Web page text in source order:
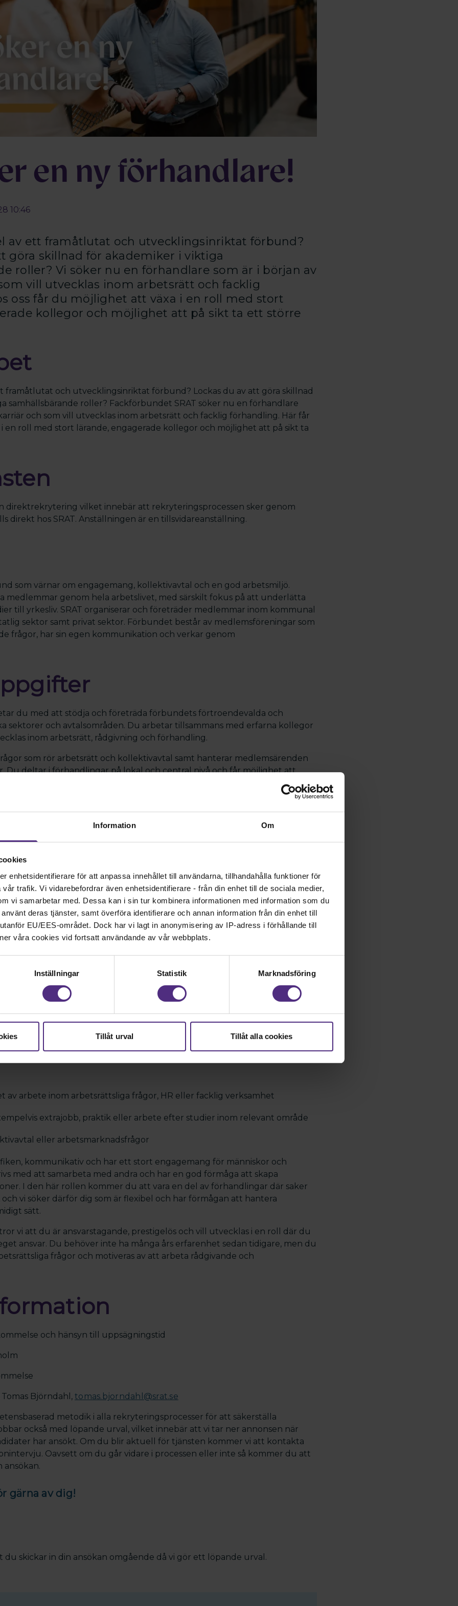
Information Om
enhetsidentifierare för att anpassa innehållet till användarna, tillhandahålla funktioner för
trafik. Vi vidarebefordrar även enhetsidentifierare - från din enhet till de sociala medier,
vi samarbetar med. Dessa kan i sin tur kombinera informationen med information som du
deras tjänster, samt överföra identifierare och annan information från din enhet till
EU/EES-området. Dock har vi lagt in anonymisering av IP-adress i förhållande till
våra cookies vid fortsatt användande av vår webbplats.
Inställningar Statistik Marknadsföring
Tillåt urval Tillåt alla cookies
en ny förhandlare!
10:46
av ett framåtlutat och utvecklingsinriktat förbund?
göra skillnad för akademiker i viktiga
roller? Vi söker nu en förhandlare som är i början av
vill utvecklas inom arbetsrätt och facklig
oss får du möjlighet att växa i en roll med stort
kollegor och möjlighet att på sikt ta ett större
framåtlutat och utvecklingsinriktat förbund? Lockas du av att göra skillnad
samhällsbärande roller? Fackförbundet SRAT söker nu en förhandlare
och som vill utvecklas inom arbetsrätt och facklig förhandling. Här får
en roll med stort lärande, engagerade kollegor och möjlighet att på sikt ta
direktrekrytering vilket innebär att rekryteringsprocessen sker genom
direkt hos SRAT. Anställningen är en tillsvidareanställning.
som värnar om engagemang, kollektivavtal och en god arbetsmiljö.
medlemmar genom hela arbetslivet, med särskilt fokus på att underlätta
till yrkesliv. SRAT organiserar och företräder medlemmar inom kommunal
sektor samt privat sektor. Förbundet består av medlemsföreningar som
frågor, har sin egen kommunikation och verkar genom
du med att stödja och företräda förbundets förtroendevalda och
sektorer och avtalsområden. Du arbetar tillsammans med erfarna kollegor
inom arbetsrätt, rådgivning och förhandling.
som rör arbetsrätt och kollektivavtal samt hanterar medlemsärenden
Du deltar i förhandlingar på lokal och central nivå och får möjlighet att
med kollegor, professions- och branschföreningar samt andra
till medlemmar och förtroendevalda i arbetsrättsliga frågor
på lokal och central nivå tillsammans med erfarna kollegor
medlemsärenden av varierande karaktär
och personliga egenskaper
inom juridik, personalvetenskap, beteendevetenskap eller liknande
och engelska, i tal och skrift
av arbete inom arbetsrättsliga frågor, HR eller facklig verksamhet
extrajobb, praktik eller arbete efter studier inom relevant område
eller arbetsmarknadsfrågor
kommunikativ och har ett stort engagemang för människor och
med att samarbeta med andra och har en god förmåga att skapa
I den här rollen kommer du att vara en del av förhandlingar där saker
och vi söker därför dig som är flexibel och har förmågan att hantera
sätt.
vi att du är ansvarstagande, prestigelös och vill utvecklas i en roll där du
ansvar. Du behöver inte ha många års erfarenhet sedan tidigare, men du
frågor och motiveras av att arbeta rådgivande och
och hänsyn till uppsägningstid
Tomas Björndahl, tomas.bjorndahl@srat.se
metodik i alla rekryteringsprocesser för att säkerställa
också med löpande urval, vilket innebär att vi tar ner annonsen när
har ansökt. Om du blir aktuell för tjänsten kommer vi att kontakta
Oavsett om du går vidare i processen eller inte så kommer du att
ansökan.
gärna av dig!
du skickar in din ansökan omgående då vi gör ett löpande urval.